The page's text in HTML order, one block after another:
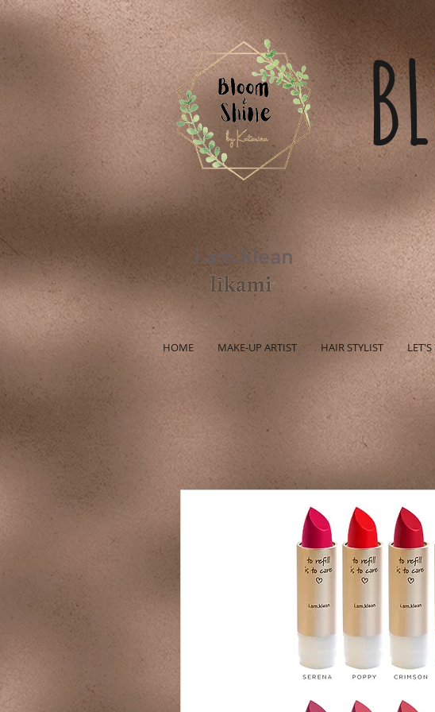
HOME MAKE-UP ARTIST HAIR STYLIST LET'S